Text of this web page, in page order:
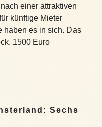
einer attraktiven
künftige Mieter
haben es in sich. Das
1500 Euro
Sechs